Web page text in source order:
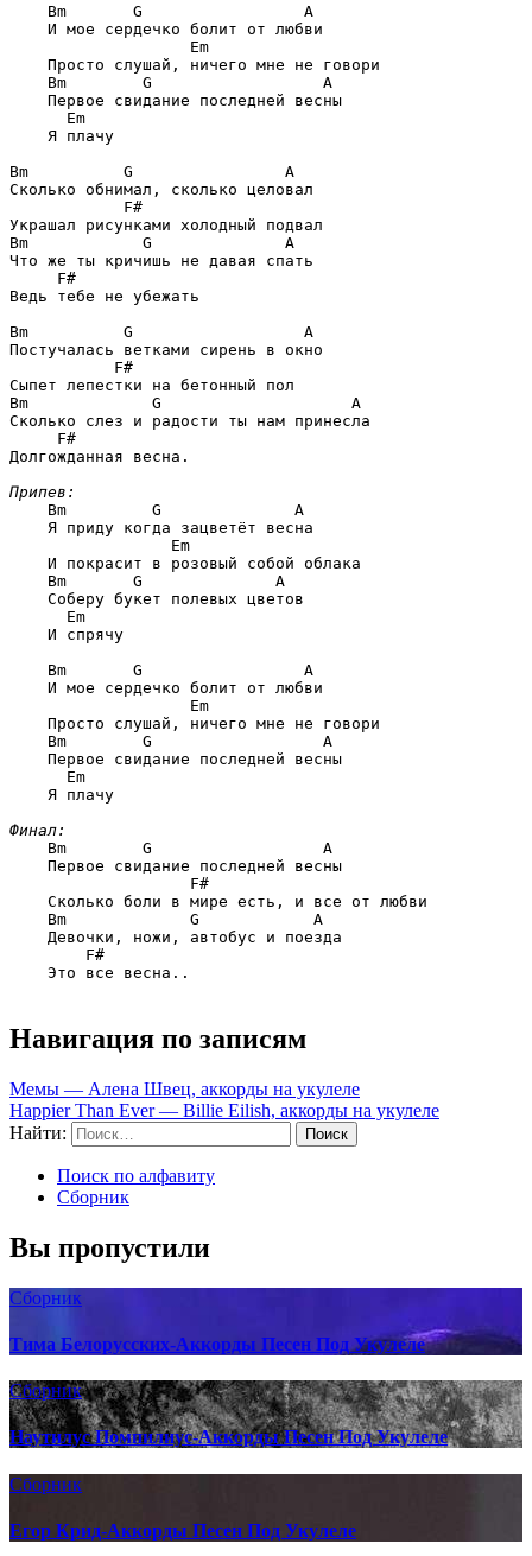
Bm       G                 A
    И мое сердечко болит от любви
               Em
    Просто слушай, ничего мне не говори
Bm        G                  A
    Первое свидание последней весны
  Em
    Я плачу
Bm          G                A
            F#
Bm            G              A
     F#
Ведь тебе не убежать
Bm          G                  A
           F#
Bm             G                    A
     F#
Долгожданная весна.
Припев:
Bm         G              A
    Я приду когда зацветёт весна
             Em
    И покрасит в розовый собой облака
Bm       G              A
    Соберу букет полевых цветов
  Em
    И спрячу
Bm       G                 A
    И мое сердечко болит от любви
               Em
    Просто слушай, ничего мне не говори
Bm        G                  A
    Первое свидание последней весны
  Em
    Я плачу
Финал:
Bm        G                  A
    Первое свидание последней весны
               F#
    Сколько боли в мире есть, и все от любви
Bm             G            A
    Девочки, ножи, автобус и поезда
    F#
    Это все весна..
Навигация по записям
Мемы — Алена Швец, аккорды на укулеле
Happier Than Ever — Billie Eilish, аккорды на укулеле
Найти:
Поиск по алфавиту
Сборник
Вы пропустили
Сборник
Тима Белорусских-Аккорды Песен Под Укулеле
Сборник
Наутилус Помпилиус-Аккорды Песен Под Укулеле
Сборник
Егор Крид-Аккорды Песен Под Укулеле